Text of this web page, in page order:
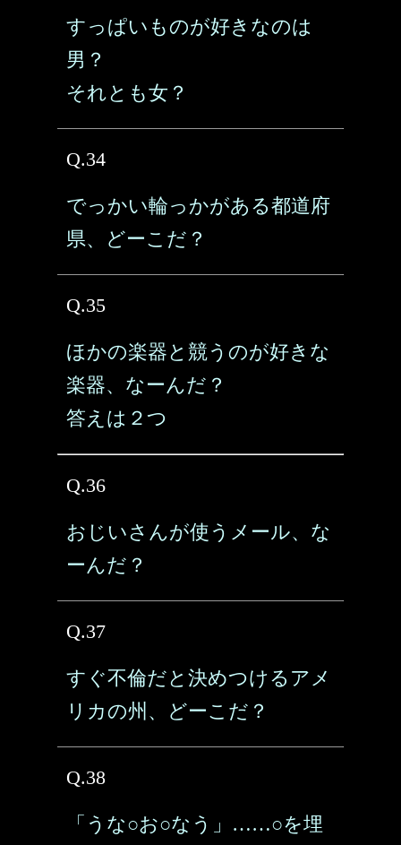
すっぱいものが好きなのは
男？
それとも女？
Q.34
でっかい輪っかがある都道府
県、どーこだ？
Q.35
ほかの楽器と競うのが好きな
楽器、なーんだ？
答えは２つ
Q.36
おじいさんが使うメール、な
ーんだ？
Q.37
すぐ不倫だと決めつけるアメ
リカの州、どーこだ？
Q.38
「うな○お○なう」……○を埋